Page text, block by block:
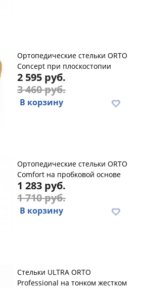
Ортопедические стельки ORTO
Concept при плоскостопии
2 595 руб.
3 460 руб.
В корзину
Ортопедические cтельки ORTO
Comfort на пробковой основе
1 283 руб.
1 710 руб.
В корзину
Стельки ULTRA ORTO
Professional на тонком жестком